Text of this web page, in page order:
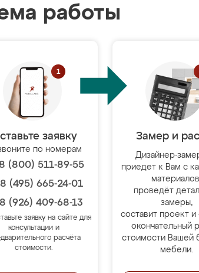
работы
заявку
по номерам
(800) 511-89-55
8 (495) 665-24-01
8 (926) 409-68-13
заявку на сайте для
консультации и
расчёта
стоимости.
Замер и
Дизайнер-
приедет к Вам с
проведёт
замеры,
составит проект и
окончательный
стоимости Вашей
мебели.